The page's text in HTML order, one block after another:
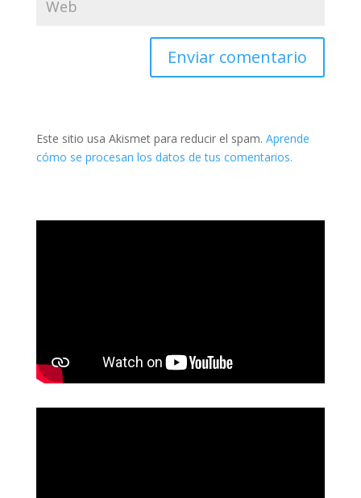
Este sitio usa Akismet para reducir el spam. Aprende
cómo se procesan los datos de tus comentarios.